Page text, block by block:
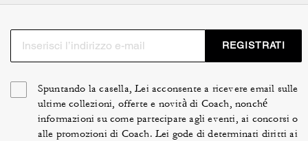
REGISTRATI
Spuntando la casella, Lei acconsente a ricevere email sulle
ultime collezioni, offerte e novità di Coach, nonché
informazioni su come partecipare agli eventi, ai concorsi o
alle promozioni di Coach. Lei gode di determinati diritti ai